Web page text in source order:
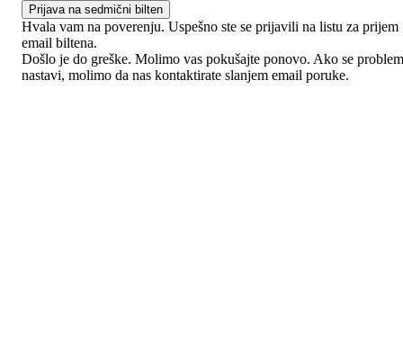
Prijava na sedmični bilten
Hvala vam na poverenju. Uspešno ste se prijavili na listu za prijem
email biltena.
Došlo je do greške. Molimo vas pokušajte ponovo. Ako se
nastavi, molimo da nas kontaktirate slanjem email poruke.